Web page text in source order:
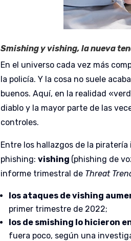
Smishing y vishing, la nueva
En el universo cada vez más
la policía. Y la cosa no suele
buenos. Aquí, en la realidad
diablo y la mayor parte de las
controles.
Entre los hallazgos de la
phishing:vishing (phishing de
informe trimestral de Threat
los ataques de vishing
primer trimestre de 2022;
los de smishing lo hicieron
fuera poco, según una